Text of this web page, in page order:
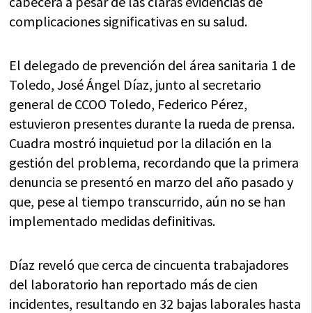
complicaciones significativas en su salud.
El delegado de prevención del área sanitaria 1 de
Toledo, José Ángel Díaz, junto al secretario
general de CCOO Toledo, Federico Pérez,
estuvieron presentes durante la rueda de prensa.
Cuadra mostró inquietud por la dilación en la
gestión del problema, recordando que la primera
denuncia se presentó en marzo del año pasado y
que, pese al tiempo transcurrido, aún no se han
implementado medidas definitivas.
Díaz reveló que cerca de cincuenta trabajadores
del laboratorio han reportado más de cien
incidentes, resultando en 32 bajas laborales hasta